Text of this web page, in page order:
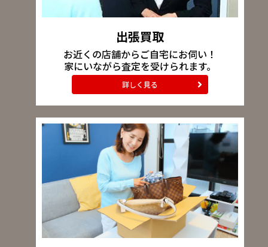
出張買取
お近くの店舗からご自宅にお伺い！
家にいながら査定を受けられます。
詳しく見る